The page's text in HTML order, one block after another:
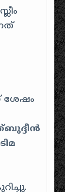
ശേഷം